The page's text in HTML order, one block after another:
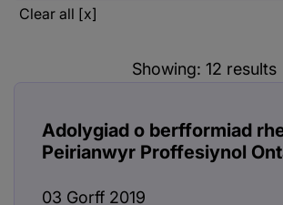
Clear all [x]
Showing: 12 results
Adolygiad o berfformiad
Peirianwyr Proffesiynol
03 Gorff 2019